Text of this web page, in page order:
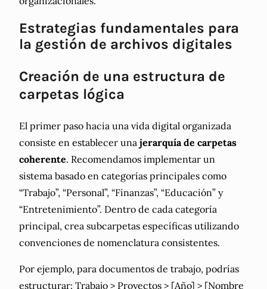
Estrategias fundamentales para
la gestión de archivos digitales
Creación de una estructura de
carpetas lógica
El primer paso hacia una vida digital organizada
consiste en establecer una jerarquía de carpetas
coherente. Recomendamos implementar un
sistema basado en categorías principales como
“Trabajo”, “Personal”, “Finanzas”, “Educación” y
“Entretenimiento”. Dentro de cada categoría
principal, crea subcarpetas específicas utilizando
convenciones de nomenclatura consistentes.
Por ejemplo, para documentos de trabajo, podrías
estructurar: Trabajo > Proyectos > [Año] > [Nombre